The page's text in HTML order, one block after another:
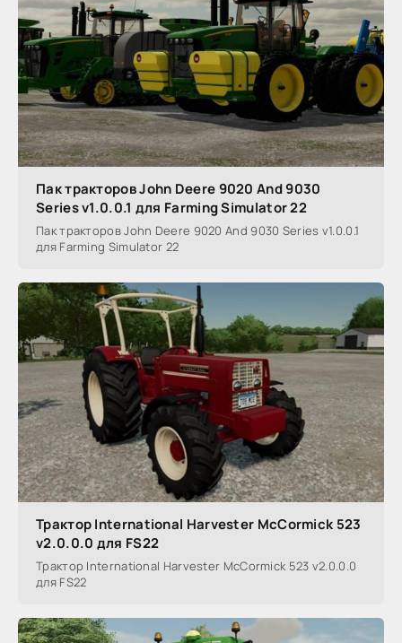
Пак тракторов John Deere 9020 And 9030
Series v1.0.0.1 для Farming Simulator 22
Пак тракторов John Deere 9020 And 9030 Series v1.0.0.1
для Farming Simulator 22
Трактор International Harvester McCormick 523
v2.0.0.0 для FS22
Трактор International Harvester McCormick 523 v2.0.0.0
для FS22